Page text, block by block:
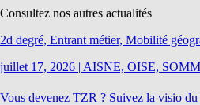
Consultez nos autres actualités
2d degré, Entrant métier, Mobilité
juillet 17, 2026 | AISNE, OISE,
Vous devenez TZR ? Suivez la visio